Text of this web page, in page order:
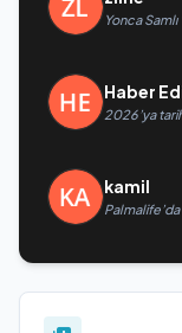
Yonca
Haber
2026’ya
kamil